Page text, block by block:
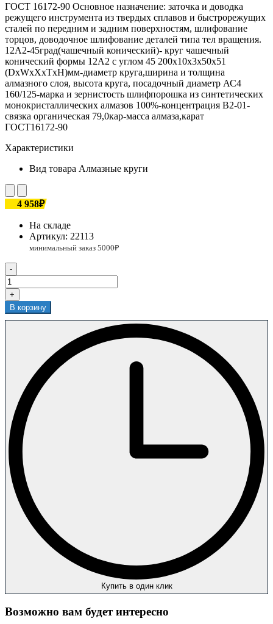
ГОСТ 16172-90 Основное назначение: заточка и доводка
режущего инструмента из твердых сплавов и быстрорежущих
сталей по передним и задним поверхностям, шлифование
торцов, доводочное шлифование деталей типа тел вращения.
12А2-45град(чашечный конический)- круг чашечный
конический формы 12А2 с углом 45 200х10х3х50х51
(DxWxXхТxH)мм-диаметр круга,ширина и толщина
алмазного слоя, высота круга, посадочный диаметр АС4
160/125-марка и зернистость шлифпорошка из синтетических
монокристаллических алмазов 100%-концентрация В2-01-
связка органическая 79,0кар-масса алмаза,карат
ГОСТ16172-90
Характеристики
Вид товара Алмазные круги
4 958₽
На складе
Артикул: 22113
-
+
В корзину
Купить в один клик
Возможно вам будет интересно